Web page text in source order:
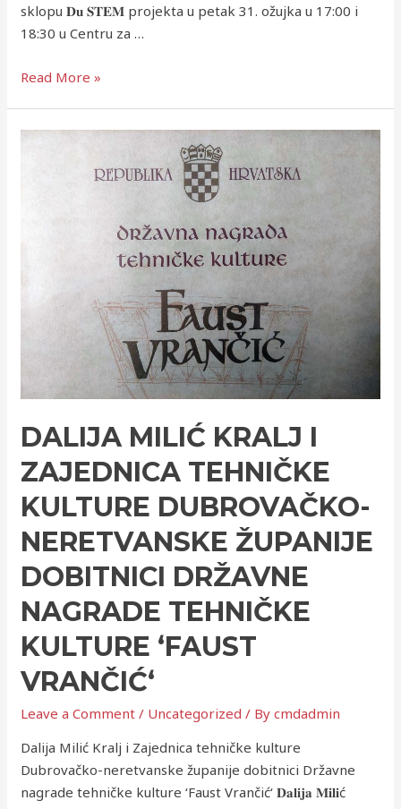
sklopu 𝐃𝐮 𝐒𝐓𝐄𝐌 projekta u petak 31. ožujka u 17:00 i
18:30 u Centru za …
Read More »
DALIJA MILIĆ KRALJ I
ZAJEDNICA TEHNIČKE
KULTURE DUBROVAČKO-
NERETVANSKE ŽUPANIJE
DOBITNICI DRŽAVNE
NAGRADE TEHNIČKE
KULTURE ‘FAUST
VRANČIĆ‘
Leave a Comment / Uncategorized / Bycmdadmin
Dalija Milić Kralj i Zajednica tehničke kulture
Dubrovačko-neretvanske županije dobitnici Državne
nagrade tehničke kulture ‘Faust Vrančić‘ 𝐃𝐚𝐥𝐢𝐣𝐚 𝐌𝐢𝐥𝐢ć